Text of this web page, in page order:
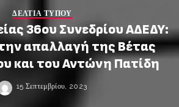
ΔΕΛΤΙΑ ΤΥΠΟΥ
36ου Συνεδρίου ΑΔΕΔΥ:
απαλλαγή της Βέτας
και του Αντώνη Πατίδη
15 Σεπτεμβρίου, 2023